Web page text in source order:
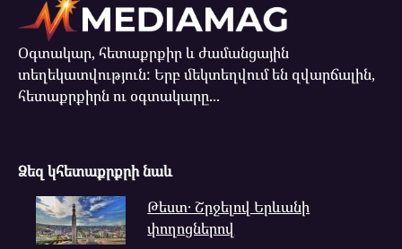
Օգտակար, հետաքրքիր և ժամանցային
տեղեկատվություն: Երբ մեկտեղվում են զվարճալին,
հետաքրքիրն ու օգտակարը...
Ձեզ կհետաքրքրի նաև
Թեստ․ Շրջելով Երևանի
փողոցներով